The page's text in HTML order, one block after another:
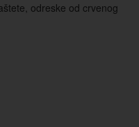
odreske od crvenog